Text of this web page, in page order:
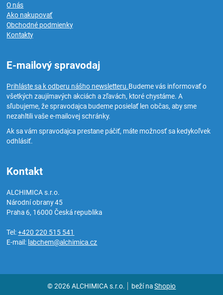
O nás
Ako nakupovať
Obchodné podmienky
Kontakty
E-mailový spravodaj
Prihláste sa k odberu nášho newsletteru.Budeme vás informovať o
všetkých zaujímavých akciách a zľavách, ktoré chystáme. A
sľubujeme, že spravodajca budeme posielať len občas, aby sme
nezahltili vaše e-mailovej schránky.
Ak sa vám spravodajca prestane páčiť, máte možnosť sa kedykoľvek
odhlásiť.
Kontakt
ALCHIMICA s.r.o.
Národní obrany 45
Praha 6, 16000Česká republika
Tel:+420 220 515 541
E-mail: labchem@alchimica.cz
© 2026 ALCHIMICA s.r.o. beží naShopio